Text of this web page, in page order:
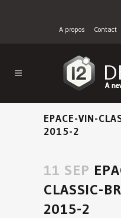
A propos Contact
EPACE-VIN-
2015-2
11 SEP
CLASSIC-
2015-2